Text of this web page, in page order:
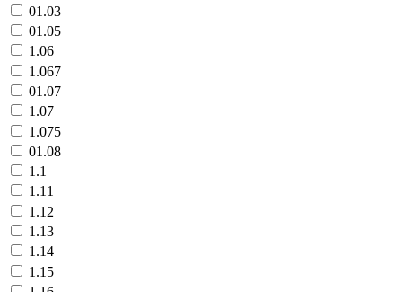
01.03
01.05
1.06
1.067
01.07
1.07
1.075
01.08
1.1
1.11
1.12
1.13
1.14
1.15